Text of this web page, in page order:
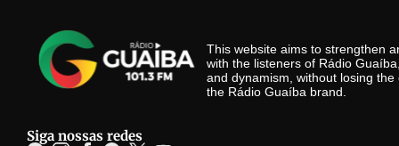
This website aims to strengthen
with the listeners of Rádio
and dynamism, without losing
the Rádio Guaíba brand.
Siga nossas redes